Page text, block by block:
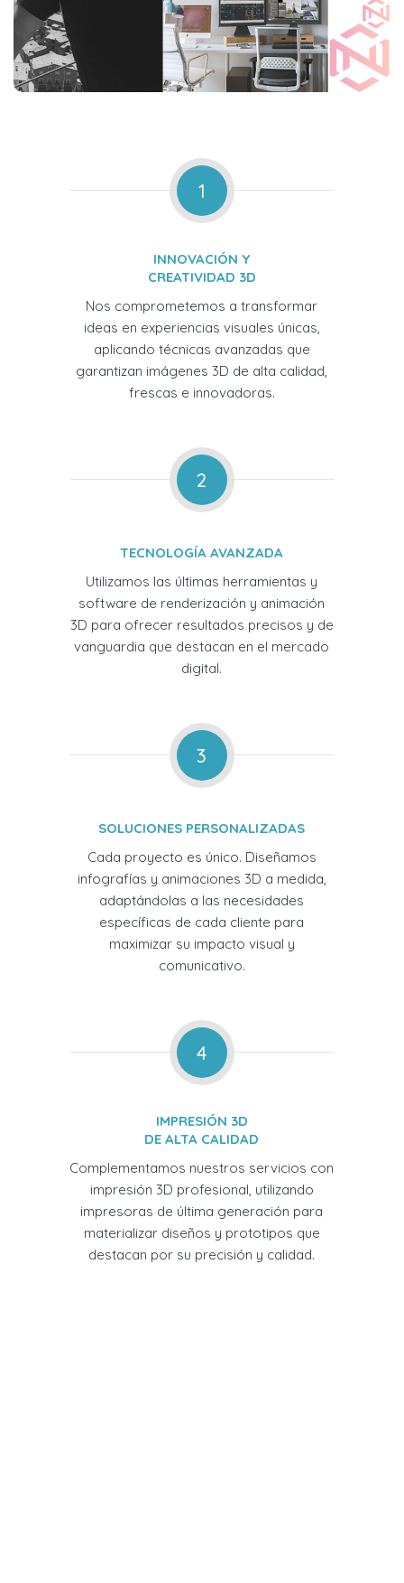
1
INNOVACIÓN Y
CREATIVIDAD 3D
Nos comprometemos a transformar
ideas en experiencias visuales únicas,
aplicando técnicas avanzadas que
garantizan imágenes 3D de alta calidad,
frescas e innovadoras.
2
TECNOLOGÍA AVANZADA
Utilizamos las últimas herramientas y
software de renderización y animación
3D para ofrecer resultados precisos y de
vanguardia que destacan en el mercado
digital.
3
SOLUCIONES PERSONALIZADAS
Cada proyecto es único. Diseñamos
infografías y animaciones 3D a medida,
adaptándolas a las necesidades
específicas de cada cliente para
maximizar su impacto visual y
comunicativo.
4
IMPRESIÓN 3D
DE ALTA CALIDAD
Complementamos nuestros servicios con
impresión 3D profesional, utilizando
impresoras de última generación para
materializar diseños y prototipos que
destacan por su precisión y calidad.